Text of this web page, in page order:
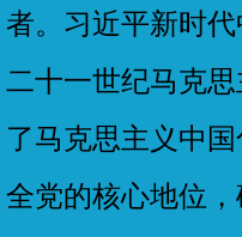
者。习近平新时
二十一世纪马克
了马克思主义中
全党的核心地位